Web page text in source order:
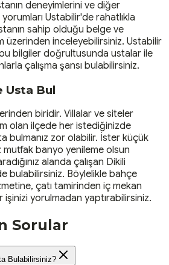
deneyimlerini ve diğer
yorumları Ustabilir'de rahatlıkla
sahip olduğu belge ve
üzerinden inceleyebilirsiniz. Ustabilir
bilgiler doğrultusunda ustalar ile
çalışma şansı bulabilirsiniz.
Usta Bul
biridir. Villalar ve siteler
olan ilçede her istediğinizde
bulmanız zor olabilir. İster küçük
banyo yenileme olsun
alanda çalışan Dikili
bulabilirsiniz. Böylelikle bahçe
çatı tamirinden iç mekan
yorulmadan yaptırabilirsiniz.
Sorular
Bulabilirsiniz?